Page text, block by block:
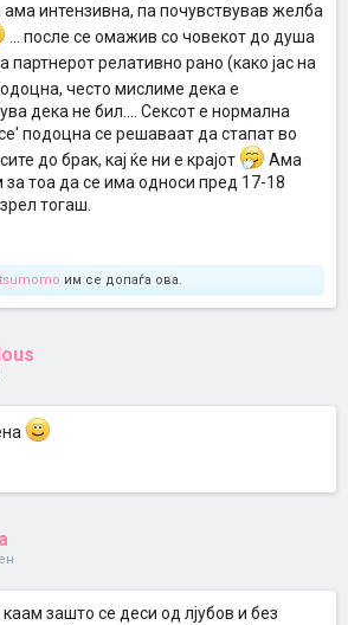
ама интензивна, па почувствував желба
... после се омажив со човекот до душа
партнерот релативно рано (како јас на
често мислиме дека е
дека не бил.... Сексот е нормална
подоцна се решаваат да стапат во
до брак, кај ќе ни е крајот
Ама
тоа да се има односи пред 17-18
тогаш.
им се допаѓа ова.
зашто се деси од лјубов и без